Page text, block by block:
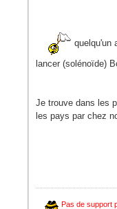
quelqu'un
lancer (solénoïde)
Je trouve dans les
les pays par chez
Pas de support